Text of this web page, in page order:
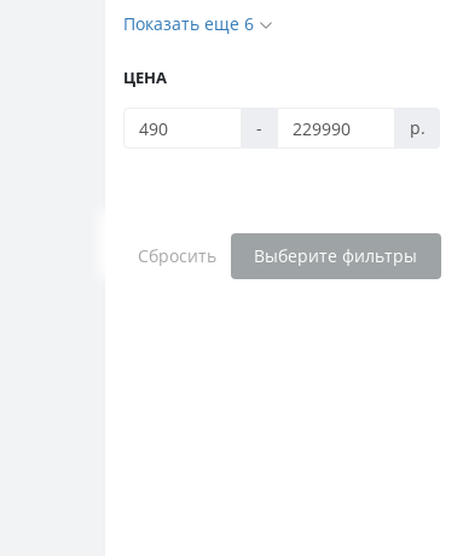
Показать еще 6
ЦЕНА
- р.
Сбросить Выберите фильтры